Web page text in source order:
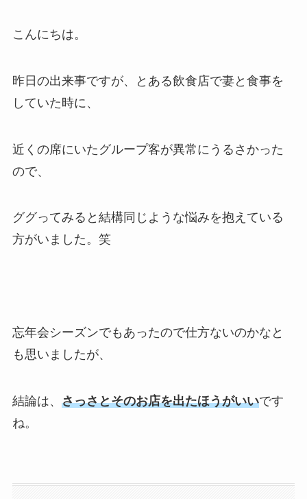
こんにちは。
昨日の出来事ですが、とある飲食店で妻と食事を
していた時に、
近くの席にいたグループ客が異常にうるさかった
ので、
ググってみると結構同じような悩みを抱えている
方がいました。笑
忘年会シーズンでもあったので仕方ないのかなと
も思いましたが、
結論は、 さっさとそのお店を出たほうがいいです
ね。